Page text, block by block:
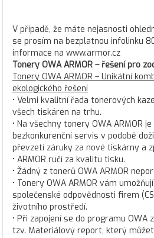
V případě, že máte nejasnosti
se prosím na bezplatnou infolinku
informace na www.armor.cz
Tonery OWA ARMOR – řešení pro
Tonery OWA ARMOR – Unikátní
ekologického řešení
• Velmi kvalitní řada tonerových
všech tiskáren na trhu.
• Na všechny tonery OWA ARMOR
bezkonkurenční servis v podobě
převzetí záruky za nové tiskárny a
• ARMOR ručí za kvalitu tisku.
• Žádný z tonerů OWA ARMOR
• Tonery OWA ARMOR vám
společenské odpovědnosti firem
životního prostředí.
• Při zapojení se do programu
tzv. Materiálový report, který